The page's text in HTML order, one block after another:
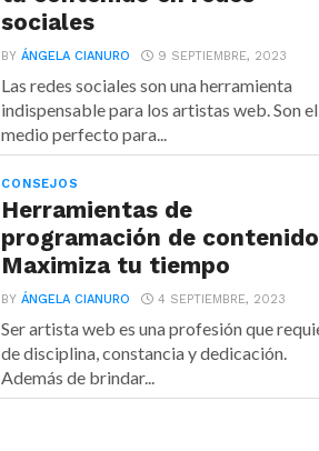
sociales
BYÁNGELA CIANURO 9 SEPTIEMBRE, 2023
Las redes sociales son una herramienta
indispensable para los artistas web. Son el
medio perfecto para...
CONSEJOS
Herramientas de
programación de
Maximiza tu tiempo
BYÁNGELA CIANURO 4 SEPTIEMBRE, 2023
Ser artista web es una profesión que
de disciplina, constancia y dedicación.
Además de brindar...